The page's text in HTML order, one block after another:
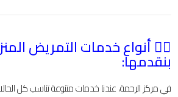
👨‍⚕️ أنواع خدمات التمريض
بنقدمها:
في مركز الرحمة، عندنا خدمات متنوعة تناسب كل